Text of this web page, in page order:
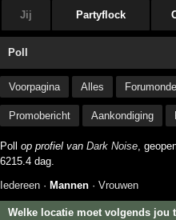
Jij Partyflock
Poll
Voorpagina Alles
Promobericht Aankondiging
Poll op profiel van Dark Noise,
6215.4 dag.
Iedereen · Mannen · Vrouwen
Welke locatie moet volgends jou